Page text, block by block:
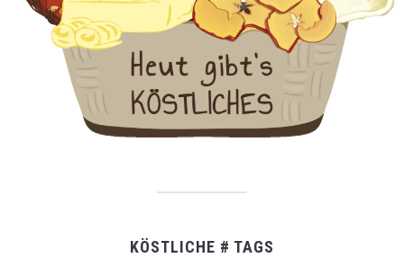
KÖSTLICHE # TAGS